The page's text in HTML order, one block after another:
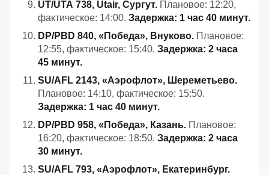
UT/UTA 738, Utair, Сургут. Плановое: 12:20,
фактическое: 14:00. Задержка: 1 час 40 минут.
DP/PBD 840, «Победа», Внуково. Плановое:
12:55, фактическое: 15:40. Задержка: 2 часа
45 минут.
SU/AFL 2143, «Аэрофлот», Шереметьево.
Плановое: 14:10, фактическое: 15:50.
Задержка: 1 час 40 минут.
DP/PBD 958, «Победа», Казань. Плановое:
16:20, фактическое: 18:50. Задержка: 2 часа
30 минут.
SU/AFL 793, «Аэрофлот», Екатеринбург.